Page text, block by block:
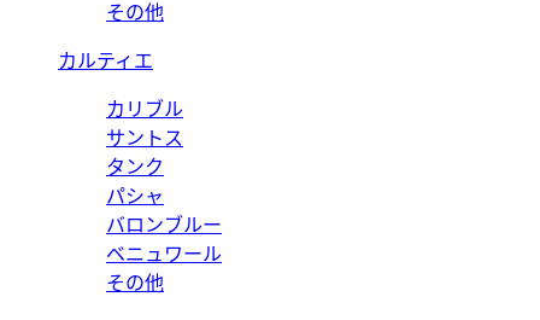
その他
カルティエ
カリブル
サントス
タンク
パシャ
バロンブルー
ベニュワール
その他